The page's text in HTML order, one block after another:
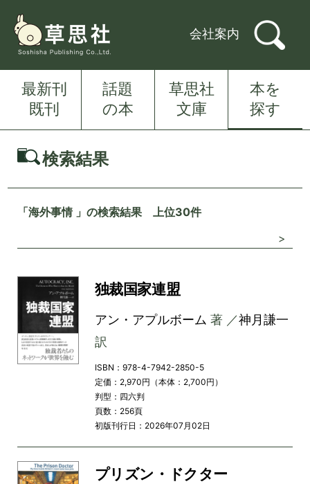
会社案内
最新刊
既刊
話題
の本
草思社
文庫
本を
探す
検索結果
「海外事情 」の検索結果 上位30件
>
独裁国家連盟
アン・アプルボーム 著 ／神月謙一
訳
ISBN：978-4-7942-2850-5
定価：2,970円（本体：2,700円）
判型：四六判
頁数：256頁
初版刊行日：2026年07月02日
プリズン・ドクター